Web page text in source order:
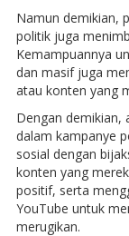
Namun demikian,
politik juga
Kemampuannya
dan masif juga
atau konten yang
Dengan demikian,
dalam kampanye
sosial dengan
konten yang
positif, serta
YouTube untuk
merugikan.